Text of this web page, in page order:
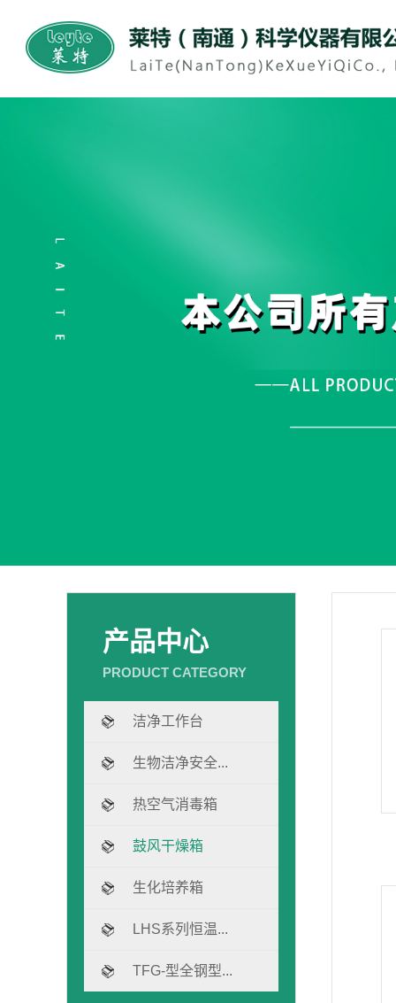
产品中心
洁净工作台
生物洁净安全...
热空气消毒箱
鼓风干燥箱
生化培养箱
LHS系列恒温...
TFG-型全钢型...